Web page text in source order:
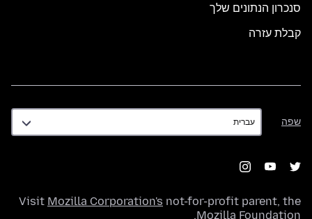
סנכרון הנתונים שלך
קבלת עזרה
שפה
שפה
Visit Mozilla Corporation's not-for-profit parent, the
Mozilla Foundation
.